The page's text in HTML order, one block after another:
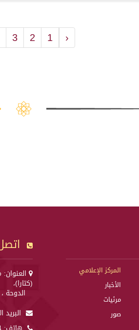
‹
1
2
3
المركز الإعلامي
الأخبار
مرئيات
صور
(كتارا)،
الدوحة
البريد